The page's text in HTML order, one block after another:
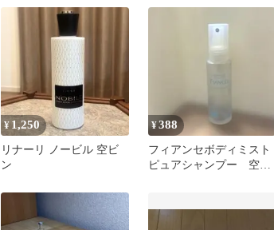
セット
¥ 1,250
リナーリ ノービル 空ビ
ン
¥388
フィアンセボディミスト
ピュアシャンプー 空き